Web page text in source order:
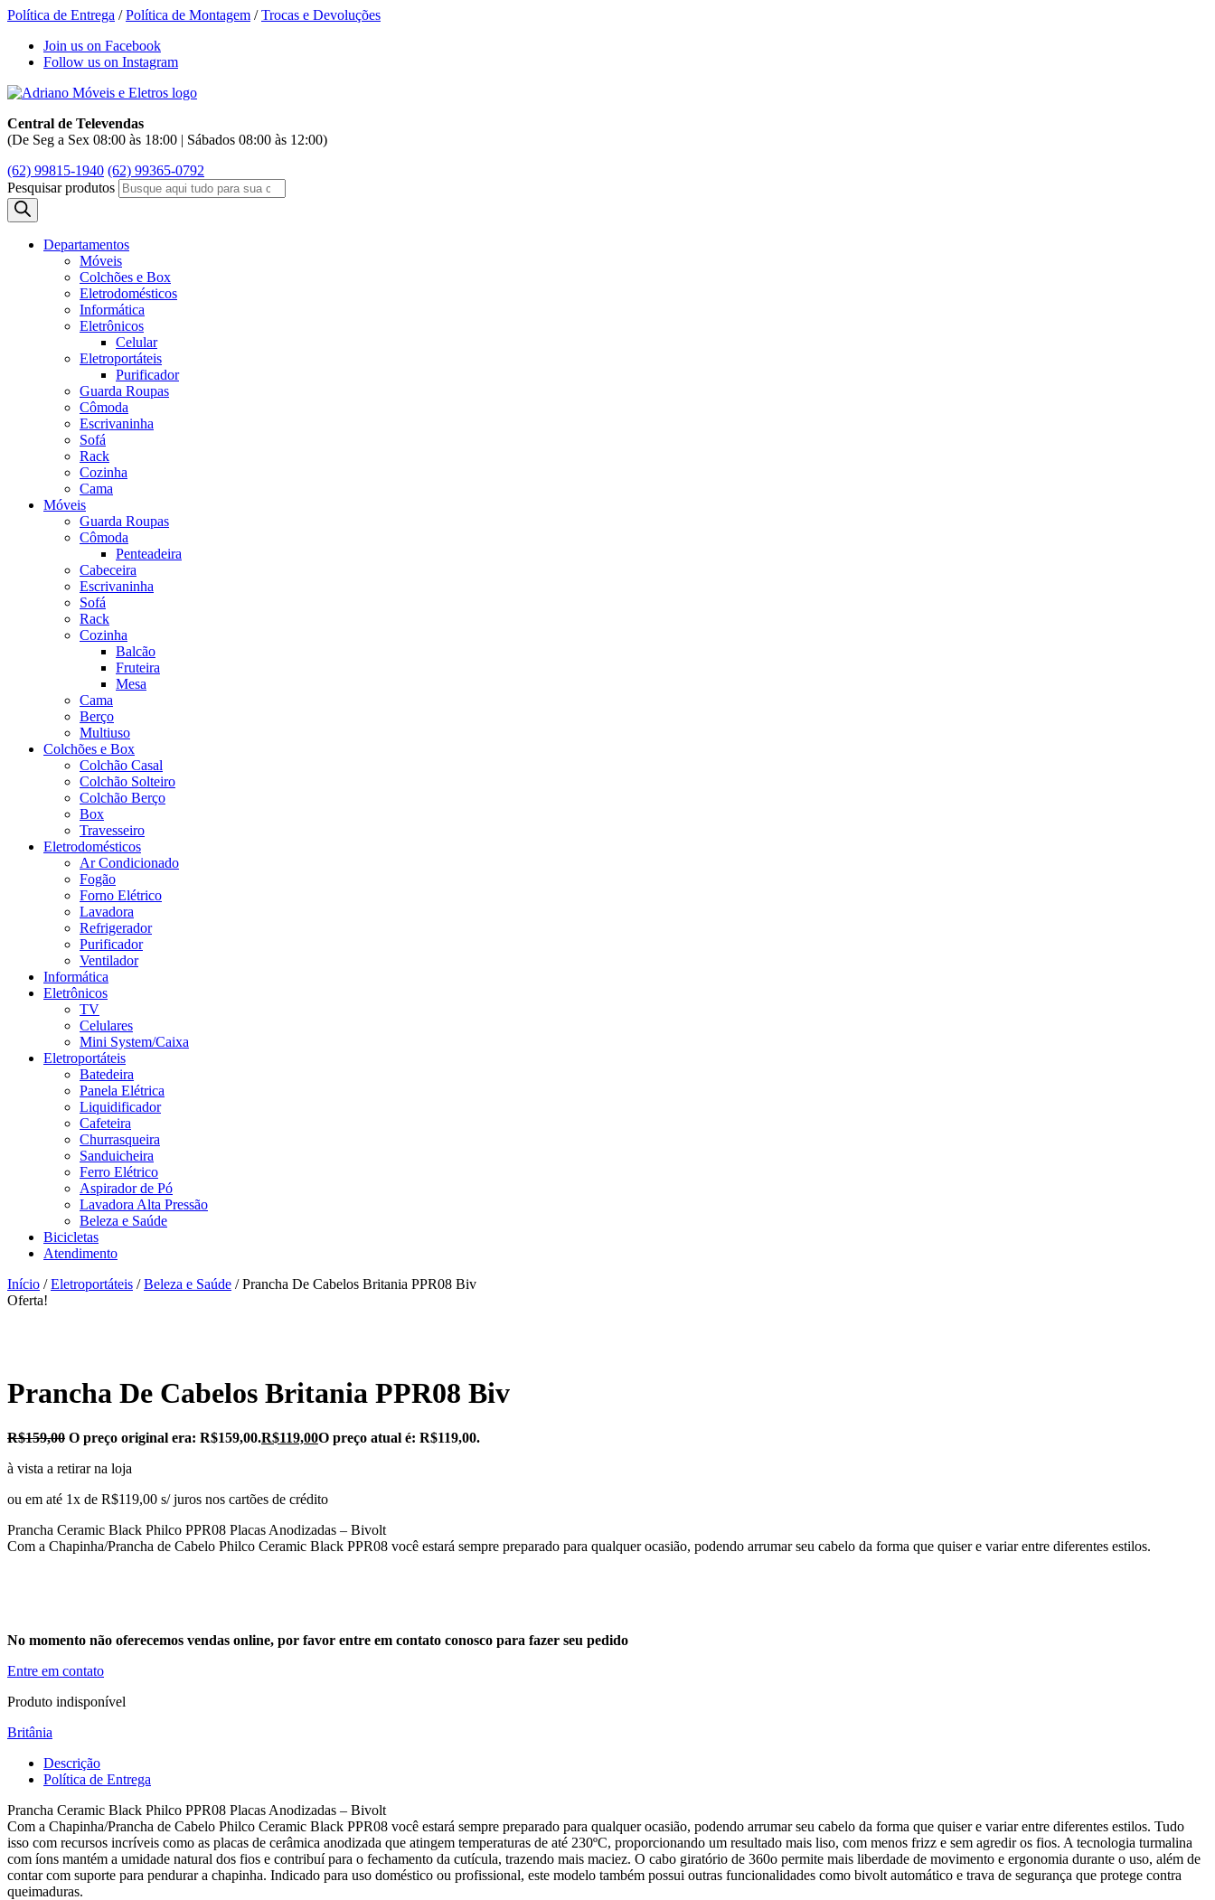
Política de Entrega /Política de Montagem /Trocas e Devoluções
Join us on Facebook
Follow us on Instagram
Central de Televendas
(De Seg a Sex 08:00 às 18:00 | Sábados 08:00 às 12:00)
(62) 99815-1940 (62) 99365-0792
Pesquisar produtos
Departamentos
Móveis
Colchões e Box
Eletrodomésticos
Informática
Eletrônicos
Celular
Eletroportáteis
Purificador
Guarda Roupas
Cômoda
Escrivaninha
Sofá
Rack
Cozinha
Cama
Móveis
Guarda Roupas
Cômoda
Penteadeira
Cabeceira
Escrivaninha
Sofá
Rack
Cozinha
Balcão
Fruteira
Mesa
Cama
Berço
Multiuso
Colchões e Box
Colchão Casal
Colchão Solteiro
Colchão Berço
Box
Travesseiro
Eletrodomésticos
Ar Condicionado
Fogão
Forno Elétrico
Lavadora
Refrigerador
Purificador
Ventilador
Informática
Eletrônicos
TV
Celulares
Mini System/Caixa
Eletroportáteis
Batedeira
Panela Elétrica
Liquidificador
Cafeteira
Churrasqueira
Sanduicheira
Ferro Elétrico
Aspirador de Pó
Lavadora Alta Pressão
Beleza e Saúde
Bicicletas
Atendimento
Início /Eletroportáteis /Beleza e Saúde / Prancha De Cabelos Britania PPR08 Biv
Oferta!
Prancha De Cabelos Britania PPR08 Biv
R$159,00 O preço original era: R$159,00.R$119,00O preço atual é: R$119,00.
à vista a retirar na loja
ou em até 1x de R$119,00 s/ juros nos cartões de crédito
Prancha Ceramic Black Philco PPR08 Placas Anodizadas – Bivolt
Com a Chapinha/Prancha de Cabelo Philco Ceramic Black PPR08 você estará sempre preparado para qualquer ocasião, podendo arrumar seu cabelo da forma que quiser e variar entre diferentes estilos.
No momento não oferecemos vendas online, por favor entre em contato conosco para fazer seu pedido
Entre em contato
Produto indisponível
Britânia
Descrição
Política de Entrega
Prancha Ceramic Black Philco PPR08 Placas Anodizadas – Bivolt
Com a Chapinha/Prancha de Cabelo Philco Ceramic Black PPR08 você estará sempre preparado para qualquer ocasião, podendo arrumar seu cabelo da forma que quiser e variar entre diferentes estilos. Tudo
isso com recursos incríveis como as placas de cerâmica anodizada que atingem temperaturas de até 230ºC, proporcionando um resultado mais liso, com menos frizz e sem agredir os fios. A tecnologia turmalina
com íons mantém a umidade natural dos fios e contribuí para o fechamento da cutícula, trazendo mais maciez. O cabo giratório de 360o permite mais liberdade de movimento e ergonomia durante o uso, além de
contar com suporte para pendurar a chapinha. Indicado para uso doméstico ou profissional, este modelo também possui outras funcionalidades como bivolt automático e trava de segurança que protege contra
queimaduras.